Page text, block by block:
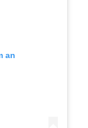
an